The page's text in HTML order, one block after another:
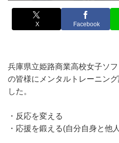
X Facebook
兵庫県立姫路商業高校女子ソ
の皆様にメンタルトレーニン
した。
・反応を変える
・応援を鍛える(自分自身と他